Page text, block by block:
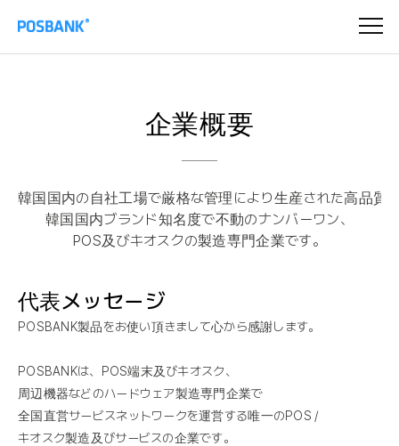
企業概要
韓国国内の自社工場で厳格な管理により生産された高品質
韓国国内ブランド知名度で不動のナンバーワン、
POS及びキオスクの製造専門企業です。
代表メッセージ
POSBANK製品をお使い頂きまして心から感謝します。
POSBANKは、POS端末及びキオスク、
周辺機器などのハードウェア製造専門企業で
全国直営サービスネットワークを運営する唯一のPOS /
キオスク製造及びサービスの企業です。